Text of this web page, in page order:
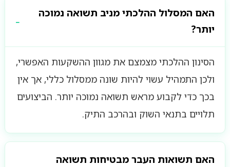
האם המסלול ההלכתי מניב תשואה נמוכה
יותר?
הסינון ההלכתי מצמצם את מגוון ההשקעות האפשרי,
ולכן התמהיל עשוי להיות שונה ממסלול כללי, אך אין
בכך כדי לקבוע מראש תשואה נמוכה יותר. הביצועים
תלויים בתנאי השוק ובהרכב התיק.
האם תשואות העבר מבטיחות תשואה